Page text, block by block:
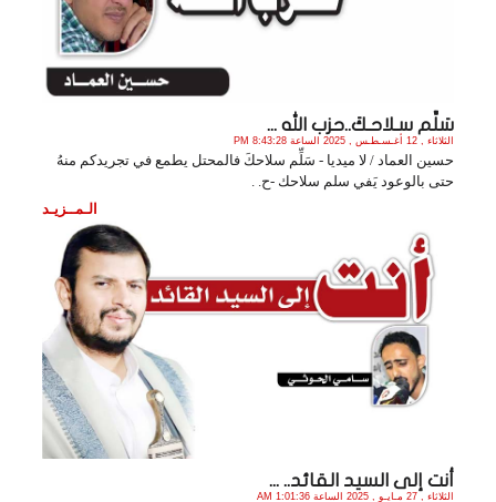
سَلِّم سـلاحـكَ..حزب الله ...
الثلاثاء , 12 أغـسـطـس , 2025 الساعة 8:43:28 PM
حسين العماد / لا ميديا - سَلِّم سلاحكَ فالمحتل يطمع في تجريدكم منهُ
حتى بالوعود يَفي سلم سلاحك -ح. .
الـمــزيـد
أنت إلى السيد القائد.. ...
الثلاثاء , 27 مـايـو , 2025 الساعة 1:01:36 AM